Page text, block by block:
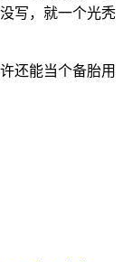
写，就一个光秃
还能当个备胎用